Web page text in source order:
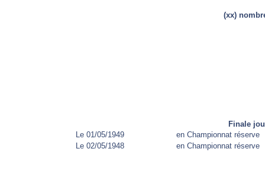
(xx)
Finale
Le 01/05/1949
en Championnat réserve
Le 02/05/1948
en Championnat réserve